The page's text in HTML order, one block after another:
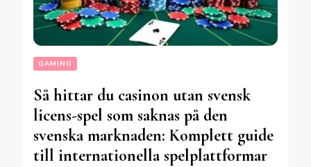
GAMING
Så hittar du casinon utan svensk
licens-spel som saknas på den
svenska marknaden: Komplett guide
till internationella spelplattformar